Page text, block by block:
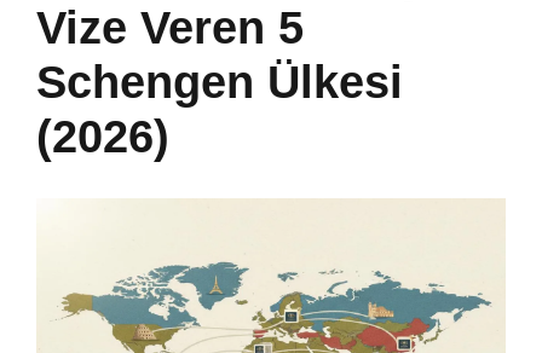
Vize Veren 5
Schengen Ülkesi
(2026)